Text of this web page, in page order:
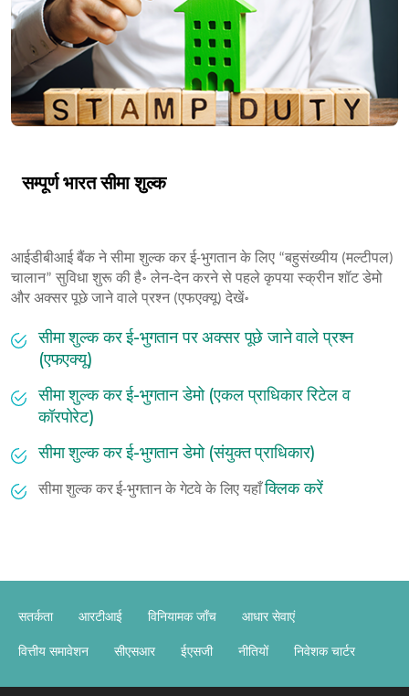
सम्पूर्ण भारत सीमा शुल्क
आईडीबीआई बैंक ने सीमा शुल्क कर ई-भुगतान के लिए “बहुसंख्यीय (मल्टीपल)
चालान” सुविधा शुरू की है॰ लेन-देन करने से पहले कृपया स्क्रीन शॉट डेमो
और अक्सर पूछे जाने वाले प्रश्न (एफएक्यू) देखें॰
सीमा शुल्क कर ई-भुगतान पर अक्सर पूछे जाने वाले प्रश्न
(एफएक्यू)
सीमा शुल्क कर ई-भुगतान डेमो (एकल प्राधिकार रिटेल व
कॉरपोरेट)
सीमा शुल्क कर ई-भुगतान डेमो (संयुक्त प्राधिकार)
सीमा शुल्क कर ई-भुगतान के गेटवे के लिए यहाँक्लिक करें
सतर्कता आरटीआई विनियामक जाँच आधार सेवाएं
वित्तीय समावेशन सीएसआर ईएसजी नीतियों निवेशक चार्टर